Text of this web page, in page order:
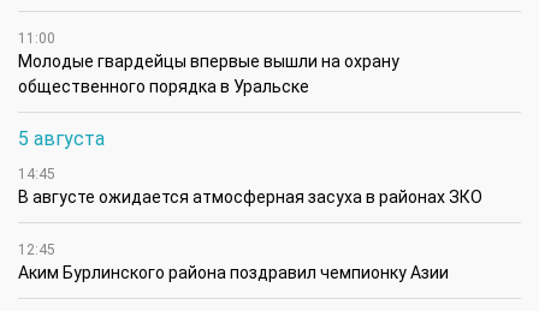
11:00
Молодые гвардейцы впервые вышли на охрану
общественного порядка в Уральске
5 августа
14:45
В августе ожидается атмосферная засуха в районах ЗКО
12:45
Аким Бурлинского района поздравил чемпионку Азии